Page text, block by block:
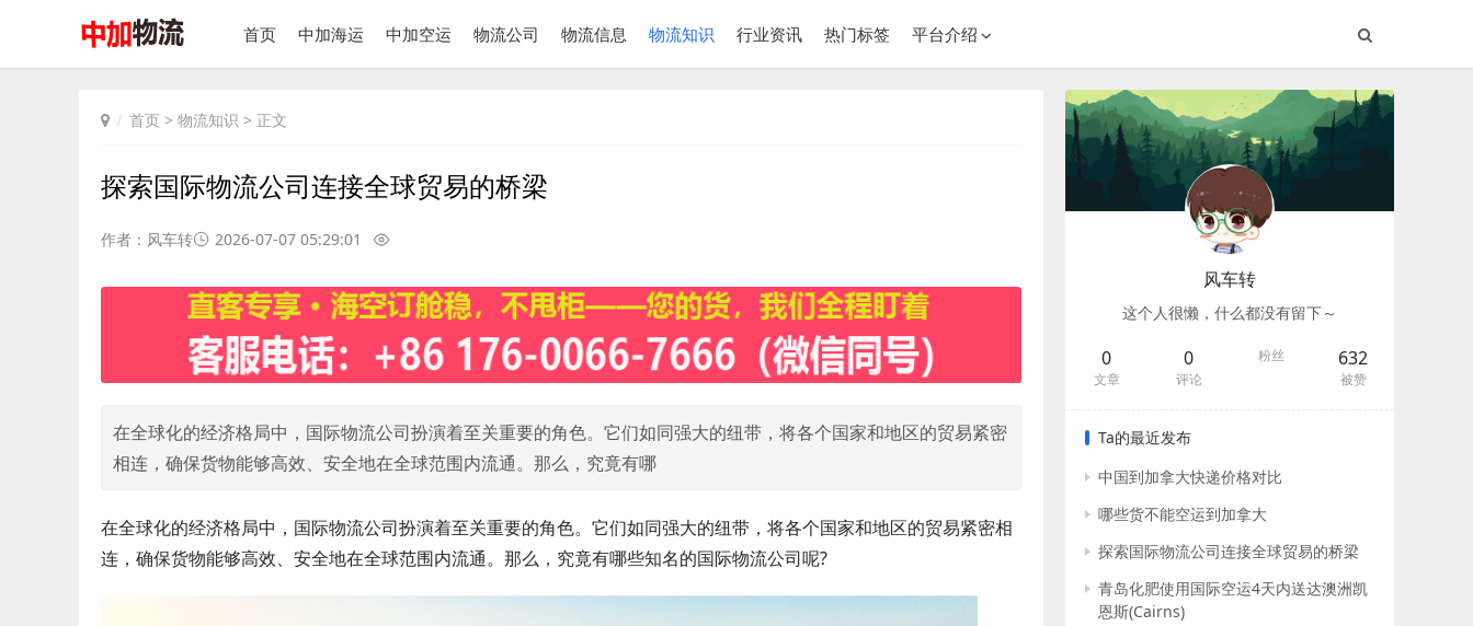
首页 中加海运 中加空运 物流公司 物流信息 物流知识 行业资讯 热门标签 平台介绍
首页 > 物流知识 > 正文
探索国际物流公司连接全球贸易的桥梁
作者：风车转 2026-07-07 05:29:01
在全球化的经济格局中，国际物流公司扮演着至关重要的角色。它们如同强大的纽带，将各个国家和地区的贸易紧密
相连，确保货物能够高效、安全地在全球范围内流通。那么，究竟有哪
在全球化的经济格局中，国际物流公司扮演着至关重要的角色。它们如同强大的纽带，将各个国家和地区的贸易紧密相
连，确保货物能够高效、安全地在全球范围内流通。那么，究竟有哪些知名的国际物流公司呢?
风车转
这个人很懒，什么都没有留下～
0
文章
0
评论
粉丝 632
被赞
Ta的最近发布
中国到加拿大快递价格对比
哪些货不能空运到加拿大
探索国际物流公司连接全球贸易的桥梁
青岛化肥使用国际空运4天内送达澳洲凯
恩斯(Cairns)